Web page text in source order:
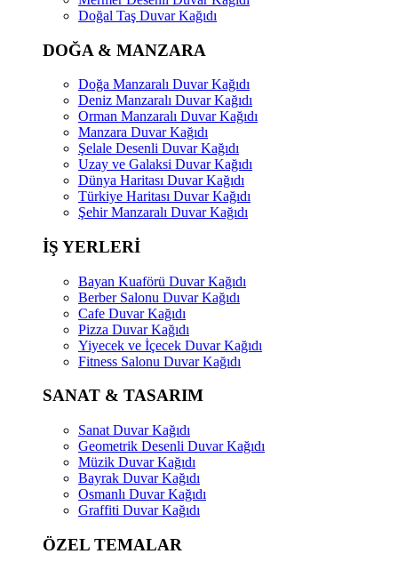
Doğal Taş Duvar Kağıdı
DOĞA & MANZARA
Doğa Manzaralı Duvar Kağıdı
Deniz Manzaralı Duvar Kağıdı
Orman Manzaralı Duvar Kağıdı
Manzara Duvar Kağıdı
Şelale Desenli Duvar Kağıdı
Uzay ve Galaksi Duvar Kağıdı
Dünya Haritası Duvar Kağıdı
Türkiye Haritası Duvar Kağıdı
Şehir Manzaralı Duvar Kağıdı
İŞ YERLERİ
Bayan Kuaförü Duvar Kağıdı
Berber Salonu Duvar Kağıdı
Cafe Duvar Kağıdı
Pizza Duvar Kağıdı
Yiyecek ve İçecek Duvar Kağıdı
Fitness Salonu Duvar Kağıdı
SANAT & TASARIM
Sanat Duvar Kağıdı
Geometrik Desenli Duvar Kağıdı
Müzik Duvar Kağıdı
Bayrak Duvar Kağıdı
Osmanlı Duvar Kağıdı
Graffiti Duvar Kağıdı
ÖZEL TEMALAR